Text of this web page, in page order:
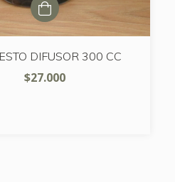
DIFUSOR 300 CC
$27.000